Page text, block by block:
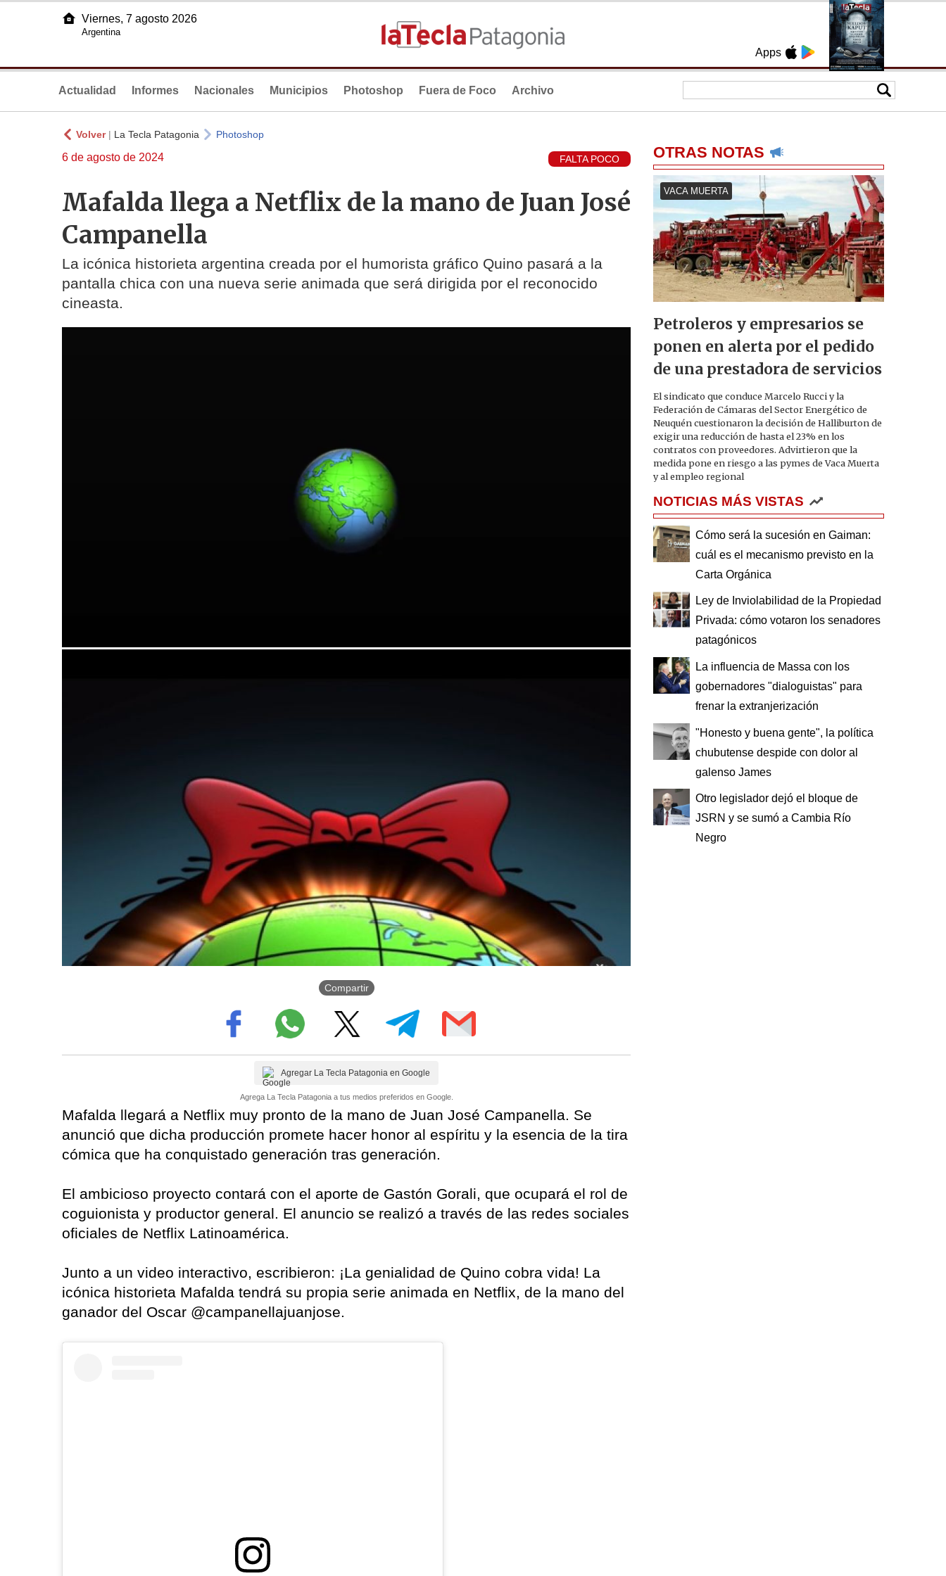
Apps
Viernes, 7 agosto 2026
Argentina
Actualidad Informes Nacionales Municipios Photoshop Fuera de Foco Archivo
Volver| La Tecla Patagonia Photoshop
6 de agosto de 2024 FALTA POCO
Mafalda llega a Netflix de la mano de Juan José
Campanella
La icónica historieta argentina creada por el humorista gráfico Quino pasará a la
pantalla chica con una nueva serie animada que será dirigida por el reconocido
cineasta.
Compartir
Agregar La Tecla Patagonia en Google
Agrega La Tecla Patagonia a tus medios preferidos en Google.
Mafalda llegará a Netflix muy pronto de la mano de Juan José Campanella. Se
anunció que dicha producción promete hacer honor al espíritu y la esencia de la tira
cómica que ha conquistado generación tras generación.
El ambicioso proyecto contará con el aporte de Gastón Gorali, que ocupará el rol de
coguionista y productor general. El anuncio se realizó a través de las redes sociales
oficiales de Netflix Latinoamérica.
Junto a un video interactivo, escribieron: ¡La genialidad de Quino cobra vida! La
icónica historieta Mafalda tendrá su propia serie animada en Netflix, de la mano del
ganador del Oscar @campanellajuanjose.
OTRAS NOTAS
VACA MUERTA
Petroleros y empresarios se
ponen en alerta por el pedido
de una prestadora de servicios
El sindicato que conduce Marcelo Rucci y la
Federación de Cámaras del Sector Energético de
Neuquén cuestionaron la decisión de Halliburton de
exigir una reducción de hasta el 23% en los
contratos con proveedores. Advirtieron que la
medida pone en riesgo a las pymes de Vaca Muerta
y al empleo regional
NOTICIAS MÁS VISTAS
Cómo será la sucesión en Gaiman:
cuál es el mecanismo previsto en la
Carta Orgánica
Ley de Inviolabilidad de la Propiedad
Privada: cómo votaron los senadores
patagónicos
La influencia de Massa con los
gobernadores "dialoguistas" para
frenar la extranjerización
"Honesto y buena gente", la política
chubutense despide con dolor al
galenso James
Otro legislador dejó el bloque de
JSRN y se sumó a Cambia Río
Negro